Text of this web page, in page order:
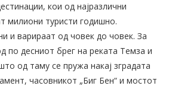
кои од најразлични
милиони туристи годишно.
и варираат од човек до човек. За
по десниот брег на реката Темза и
од таму се пружа накај зградата
часовникот „Биг Бен“ и мостот